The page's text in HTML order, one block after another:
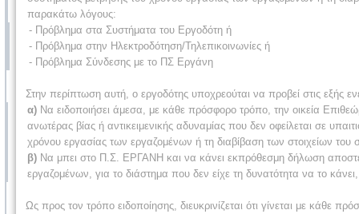
παρακάτω λόγους:
- Πρόβλημα στα Συστήματα του Εργοδότη ή
- Πρόβλημα στην Ηλεκτροδότηση/Τηλεπικοινωνίες ή
- Πρόβλημα Σύνδεσης με το ΠΣ Εργάνη
Στην περίπτωση αυτή, ο εργοδότης υποχρεούται να προβεί στις εξής
α) Να ειδοποιήσει άμεσα, με κάθε πρόσφορο τρόπο, την οικεία
ανωτέρας βίας ή αντικειμενικής αδυναμίας που δεν οφείλεται σε
χρόνου εργασίας των εργαζομένων ή τη διαβίβαση των στοιχείων
β) Να μπει στο Π.Σ. ΕΡΓΑΝΗ και να κάνει εκπρόθεσμη δήλωση
εργαζομένων, για το διάστημα που δεν είχε τη δυνατότητα να το
Ως προς τον τρόπο ειδοποίησης, διευκρινίζεται ότι γίνεται με